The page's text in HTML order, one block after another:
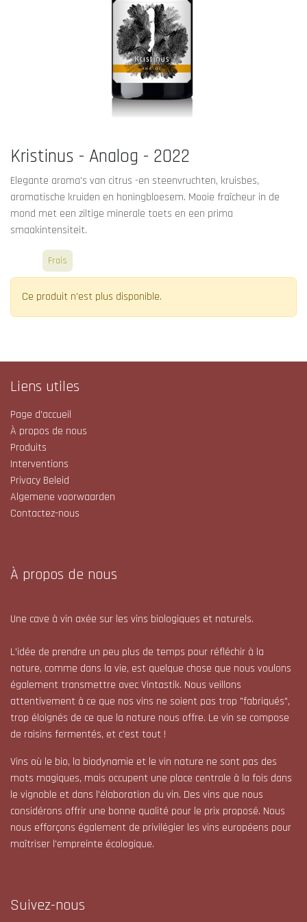
Kristinus - Analog - 2022
Elegante aroma's van citrus -en steenvruchten, kruisbes,
aromatische kruiden en honingbloesem. Mooie fraîcheur in de
mond met een ziltige minerale toets en een prima
smaakintensiteit.
Frais
Ce produit n'est plus disponible.
Liens utiles
Page d'accueil
À propos de nous
Produits
Interventions
Privacy Beleid
Algemene voorwaarden
Contactez-nous
À propos de nous
Une cave à vin axée sur les vins biologiques et naturels.
L'idée de prendre un peu plus de temps pour réfléchir à la
nature, comme dans la vie, est quelque chose que nous voulons
également transmettre avec Vintastik. Nous veillons
attentivement à ce que nos vins ne soient pas trop "fabriqués",
trop éloignés de ce que la nature nous offre. Le vin se compose
de raisins fermentés, et c'est tout !
Vins où le bio, la biodynamie et le vin nature ne sont pas des
mots magiques, mais occupent une place centrale à la fois dans
le vignoble et dans l'élaboration du vin. Des vins que nous
considérons offrir une bonne qualité pour le prix proposé. Nous
nous efforçons également de privilégier les vins européens pour
maîtriser l'empreinte écologique.
Suivez-nous